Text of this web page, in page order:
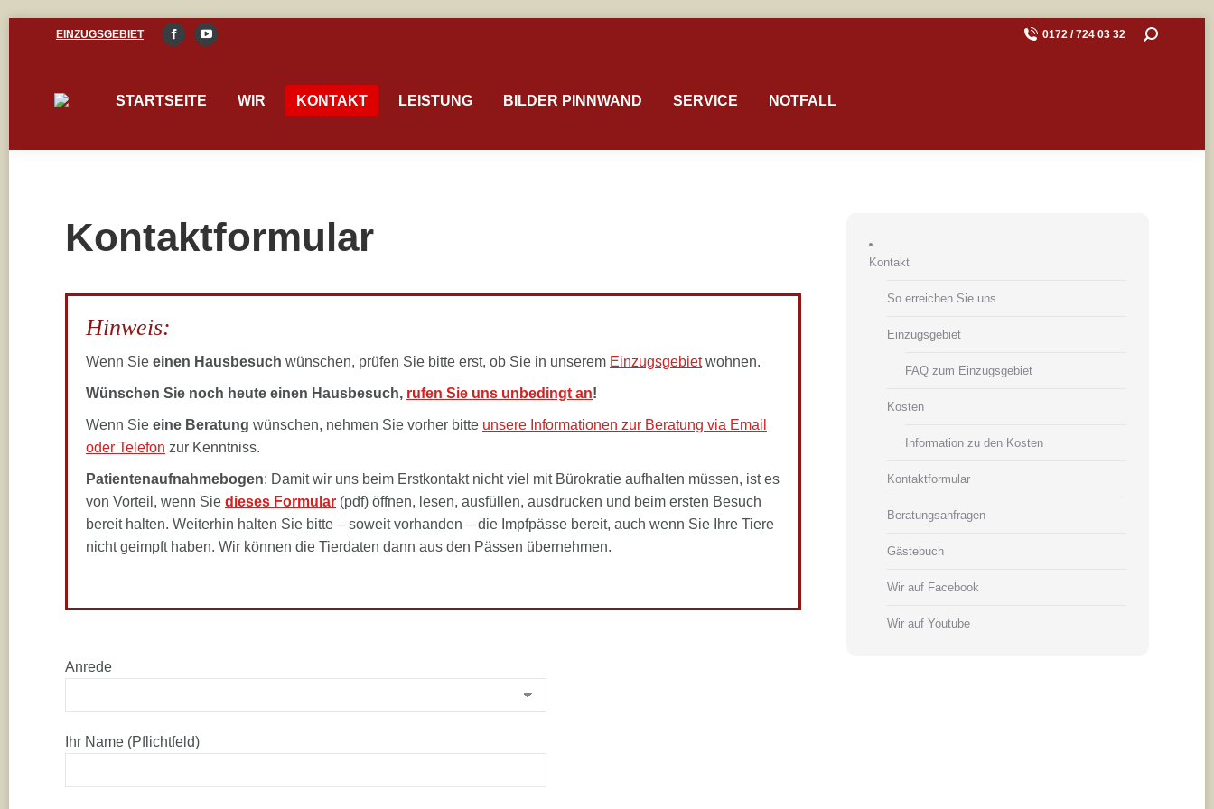
EINZUGSGEBIET
Facebook
opens
YouTube
opens
0172 / 724 03 32 SEARCH:
STARTSEITE WIR KONTAKT LEISTUNG BILDER PINNWAND SERVICE NOTFALL
Kontaktformular
Hinweis:
Wenn Sie einen Hausbesuch wünschen, prüfen Sie bitte erst, ob Sie in unserem Einzugsgebietwohnen.
Wünschen Sie noch heute einen Hausbesuch, rufen Sie uns unbedingt an!
Wenn Sie eine Beratung wünschen, nehmen Sie vorher bitte unsere Informationen zur Beratung via Email
oder Telefon zur Kenntniss.
Patientenaufnahmebogen: Damit wir uns beim Erstkontakt nicht viel mit Bürokratie aufhalten müssen, ist es
von Vorteil, wenn Sie dieses Formular (pdf) öffnen, lesen, ausfüllen, ausdrucken und beim ersten Besuch
bereit halten. Weiterhin halten Sie bitte – soweit vorhanden – die Impfpässe bereit, auch wenn Sie Ihre Tiere
nicht geimpft haben. Wir können die Tierdaten dann aus den Pässen übernehmen.
Anrede
Ihr Name (Pflichtfeld)
Kontakt
So erreichen Sie uns
Einzugsgebiet
FAQ zum Einzugsgebiet
Kosten
Information zu den Kosten
Kontaktformular
Beratungsanfragen
Gästebuch
Wir auf Facebook
Wir auf Youtube